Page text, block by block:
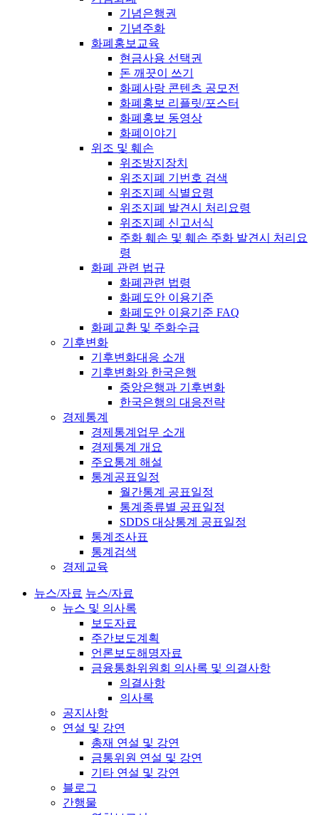
기념은행권
기념주화
화폐홍보교육
현금사용 선택권
돈 깨끗이 쓰기
화폐사랑 콘텐츠 공모전
화폐홍보 리플릿/포스터
화폐홍보 동영상
화폐이야기
위조 및 훼손
위조방지장치
위조지폐 기번호 검색
위조지폐 식별요령
위조지폐 발견시 처리요령
위조지폐 신고서식
주화 훼손 및 훼손 주화 발견시 처리요
령
화폐 관련 법규
화폐관련 법령
화폐도안 이용기준
화폐도안 이용기준 FAQ
화폐교환 및 주화수급
기후변화
기후변화대응 소개
기후변화와 한국은행
중앙은행과 기후변화
한국은행의 대응전략
경제통계
경제통계업무 소개
경제통계 개요
주요통계 해설
통계공표일정
월간통계 공표일정
통계종류별 공표일정
SDDS 대상통계 공표일정
통계조사표
통계검색
경제교육
뉴스/자료 뉴스/자료
뉴스 및 의사록
보도자료
주간보도계획
언론보도해명자료
금융통화위원회 의사록 및 의결사항
의결사항
의사록
공지사항
연설 및 강연
총재 연설 및 강연
금통위원 연설 및 강연
기타 연설 및 강연
블로그
간행물